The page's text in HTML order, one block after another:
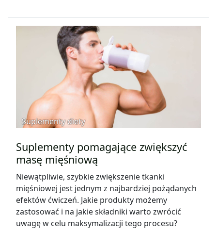
Suplementy diety
Suplementy pomagające zwiększyć
masę mięśniową
Niewątpliwie, szybkie zwiększenie tkanki
mięśniowej jest jednym z najbardziej pożądanych
efektów ćwiczeń. Jakie produkty możemy
zastosować i na jakie składniki warto zwrócić
uwagę w celu maksymalizacji tego procesu?